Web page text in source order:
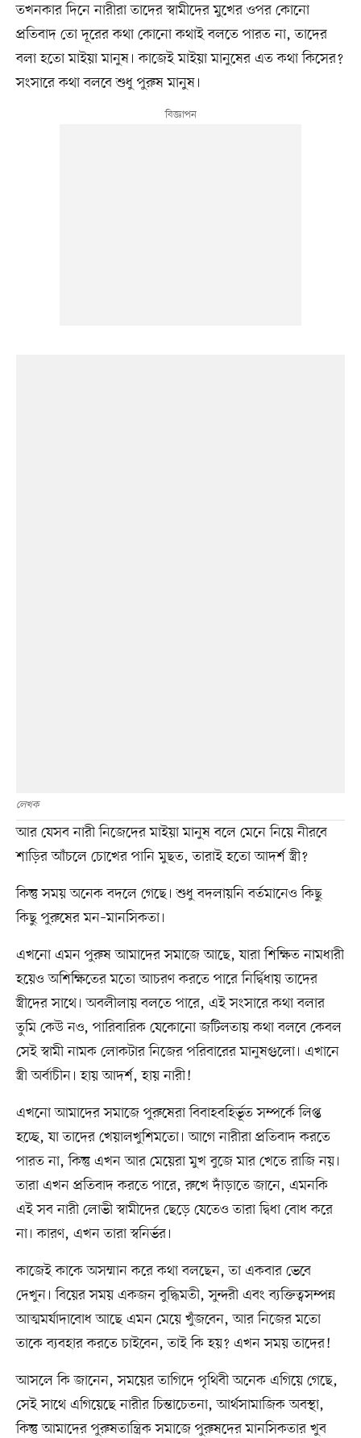
তখনকার দিনে নারীরা তাদের স্বামীদের মুখের ওপর কোনো
প্রতিবাদ তো দূরের কথা কোনো কথাই বলতে পারত না, তাদের
বলা হতো মাইয়া মানুষ। কাজেই মাইয়া মানুষের এত কথা কিসের?
সংসারে কথা বলবে শুধু পুরুষ মানুষ।
লেখক
আর যেসব নারী নিজেদের মাইয়া মানুষ বলে মেনে নিয়ে নীরবে
শাড়ির আঁচলে চোখের পানি মুছত, তারাই হতো আদর্শ স্ত্রী?
কিন্তু সময় অনেক বদলে গেছে। শুধু বদলায়নি বর্তমানেও কিছু
কিছু পুরুষের মন–মানসিকতা।
এখনো এমন পুরুষ আমাদের সমাজে আছে, যারা শিক্ষিত নামধারী
হয়েও অশিক্ষিতের মতো আচরণ করতে পারে নির্দ্বিধায় তাদের
স্ত্রীদের সাথে। অবলীলায় বলতে পারে, এই সংসারে কথা বলার
তুমি কেউ নও, পারিবারিক যেকোনো জটিলতায় কথা বলবে কেবল
সেই স্বামী নামক লোকটার নিজের পরিবারের মানুষগুলো। এখানে
স্ত্রী অর্বাচীন। হায় আদর্শ, হায় নারী!
এখনো আমাদের সমাজে পুরুষেরা বিবাহবহির্ভূত সম্পর্কে লিপ্ত
হচ্ছে, যা তাদের খেয়ালখুশিমতো। আগে নারীরা প্রতিবাদ করতে
পারত না, কিন্তু এখন আর মেয়েরা মুখ বুজে মার খেতে রাজি নয়।
তারা এখন প্রতিবাদ করতে পারে, রুখে দাঁড়াতে জানে, এমনকি
এই সব নারী লোভী স্বামীদের ছেড়ে যেতেও তারা দ্বিধা বোধ করে
না। কারণ, এখন তারা স্বনির্ভর।
কাজেই কাকে অসম্মান করে কথা বলছেন, তা একবার ভেবে
দেখুন। বিয়ের সময় একজন বুদ্ধিমতী, সুন্দরী এবং ব্যক্তিত্বসম্পন্ন
আত্মমর্যাদাবোধ আছে এমন মেয়ে খুঁজবেন, আর নিজের মতো
তাকে ব্যবহার করতে চাইবেন, তাই কি হয়? এখন সময় তাদের!
আসলে কি জানেন, সময়ের তাগিদে পৃথিবী অনেক এগিয়ে গেছে,
সেই সাথে এগিয়েছে নারীর চিন্তাচেতনা, আর্থসামাজিক অবস্থা,
কিন্তু আমাদের পুরুষতান্ত্রিক সমাজে পুরুষদের মানসিকতার খুব